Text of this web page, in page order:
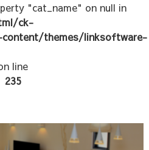
"cat_name" on null in
ck-
content/themes/linksoftware-
line
235